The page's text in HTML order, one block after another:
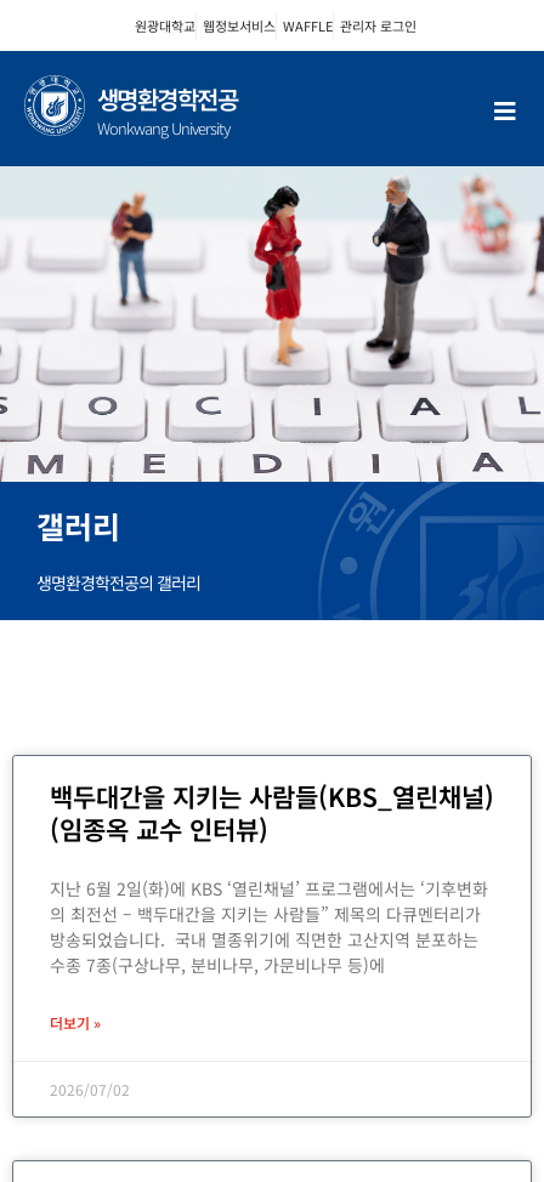
뛰
원광대학교 웹정보서비스 WAFFLE 관리자 로그인
생명환경학전공
Wonkwang University
갤러리
생명환경학전공의 갤러리
백두대간을 지키는 사람들(KBS_열린채널)
(임종옥 교수 인터뷰)
지난 6월 2일(화)에 KBS ‘열린채널’ 프로그램에서는 ‘기후변화
의 최전선 – 백두대간을 지키는 사람들” 제목의 다큐멘터리가
방송되었습니다. 국내 멸종위기에 직면한 고산지역 분포하는
수종 7종(구상나무, 분비나무, 가문비나무 등)에
더보기 »
2026/07/02
a
g
e
a
g
e
a
g
e
a